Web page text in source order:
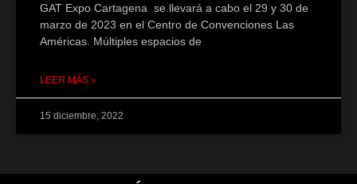
GAT Expo Cartagena se llevará a cabo el 29 y 30 de
marzo de 2023 en el Centro de Convenciones Las
Américas. Múltiples espacios de
LEER MÁS »
15 diciembre, 2022